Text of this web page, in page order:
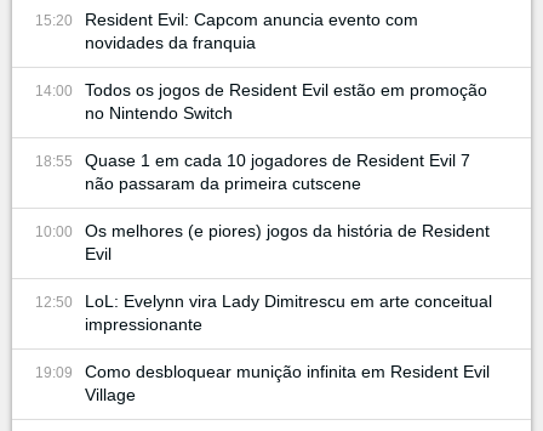
15:20
Resident Evil: Capcom anuncia evento com
novidades da franquia
14:00
Todos os jogos de Resident Evil estão em promoção
no Nintendo Switch
18:55
Quase 1 em cada 10 jogadores de Resident Evil 7
não passaram da primeira cutscene
10:00
Os melhores (e piores) jogos da história de Resident
Evil
12:50
LoL: Evelynn vira Lady Dimitrescu em arte conceitual
impressionante
19:09
Como desbloquear munição infinita em Resident Evil
Village